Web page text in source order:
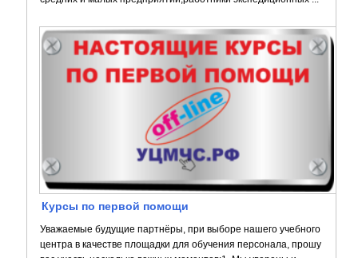
Курсы по первой помощи
Уважаемые будущие партнёры, при выборе нашего учебного
центра в качестве площадки для обучения персонала, прошу